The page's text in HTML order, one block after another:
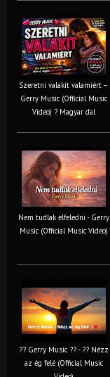
Szeretni valakit valamiért –
Gerry Music (Official Music
Video) ? Magyar dal
Nem tudlak elfeledni - Gerry
Music (Official Music Video)
?? Gerry Music ?? - ?? Nézz
az ég felé (Official Music